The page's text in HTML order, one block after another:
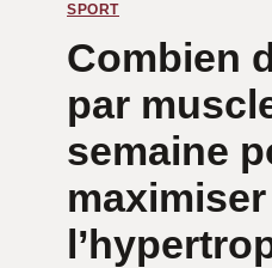
SPORT
Combien
par
semaine
maximiser